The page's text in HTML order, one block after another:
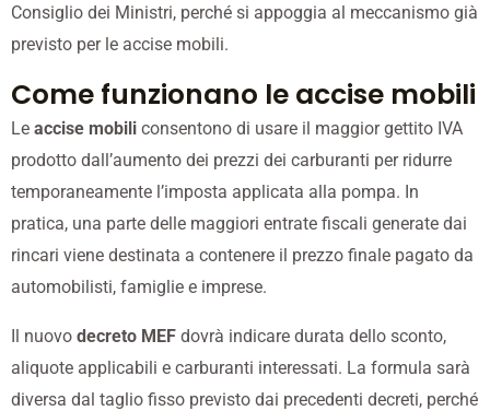
Consiglio dei Ministri, perché si appoggia al meccanismo già
previsto per le accise mobili.
Come funzionano le accise mobili
Le accise mobili consentono di usare il maggior gettito IVA
prodotto dall’aumento dei prezzi dei carburanti per ridurre
temporaneamente l’imposta applicata alla pompa. In
pratica, una parte delle maggiori entrate fiscali generate dai
rincari viene destinata a contenere il prezzo finale pagato da
automobilisti, famiglie e imprese.
Il nuovo decreto MEF dovrà indicare durata dello sconto,
aliquote applicabili e carburanti interessati. La formula sarà
diversa dal taglio fisso previsto dai precedenti decreti, perché